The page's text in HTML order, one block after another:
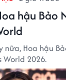
hậu Bảo
nữa, Hoa hậu
World 2026.